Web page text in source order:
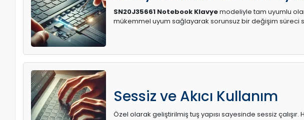
SN20J35661 Notebook Klavyemodeliyle tam uyumlu
mükemmel uyum sağlayarak sorunsuz bir değişim süreci
Sessiz ve Akıcı Kullanım
Özel olarak geliştirilmiş tuş yapısı sayesinde sessiz